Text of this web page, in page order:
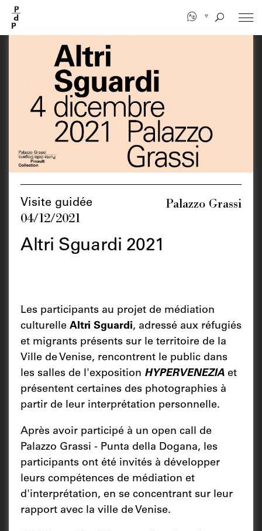
contenu
principal
Visite guidée
04/12/2021
Palazzo Grassi
Altri Sguardi 2021
Les participants au projet de médiation
culturelle Altri Sguardi, adressé aux réfugiés
et migrants présents sur le territoire de la
Ville de Venise, rencontrent le public dans
les salles de l'exposition HYPERVENEZIA et
présentent certaines des photographies à
partir de leur interprétation personnelle.
Après avoir participé à un open call de
Palazzo Grassi - Punta della Dogana, les
participants ont été invités à développer
leurs compétences de médiation et
d'interprétation, en se concentrant sur leur
rapport avec la ville de Venise.